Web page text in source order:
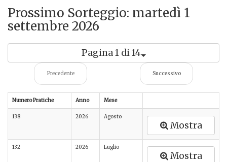
Prossimo Sorteggio: martedì 1
settembre 2026
Pagina 1 di 14
Precedente Successivo
Numero Pratiche Anno Mese
138 2026 Agosto
Mostra
132 2026 Luglio
Mostra